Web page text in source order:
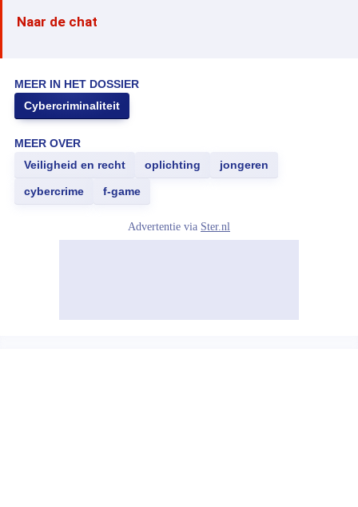
Naar de chat
MEER IN HET DOSSIER
Cybercriminaliteit
MEER OVER
Veiligheid en recht
oplichting jongeren
cybercrime f-game
Advertentie via Ster.nl